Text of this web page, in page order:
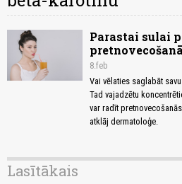
Parastai sulai
8.feb
Vai vēlaties saglabāt
Tad vajadzētu
var radīt
atklāj dermatoloģe.
Lasītākais